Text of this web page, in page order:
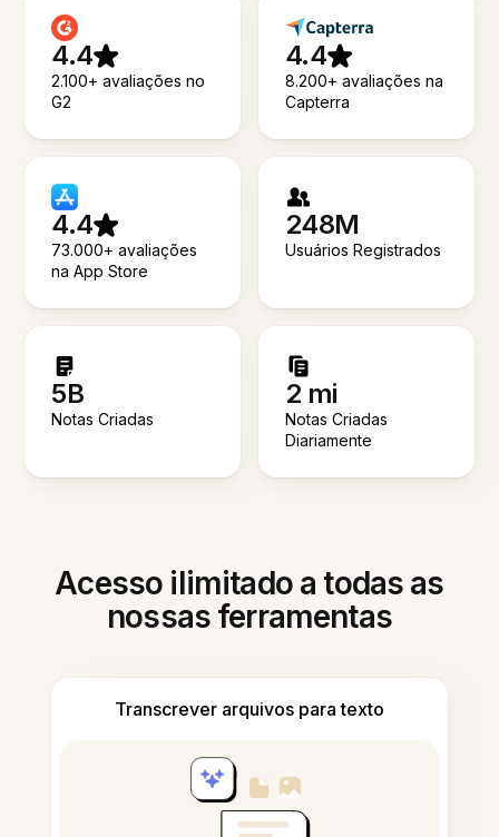
4.4
2.100+ avaliações no
G2
4.4
8.200+ avaliações na
Capterra
4.4
73.000+ avaliações
na App Store
248M
Usuários Registrados
5B
Notas Criadas
2 mi
Notas Criadas
Diariamente
Acesso ilimitado a todas as
nossas ferramentas
Transcrever arquivos para texto